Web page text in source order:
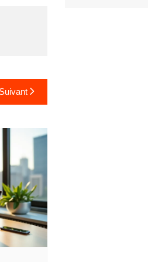
Suivant